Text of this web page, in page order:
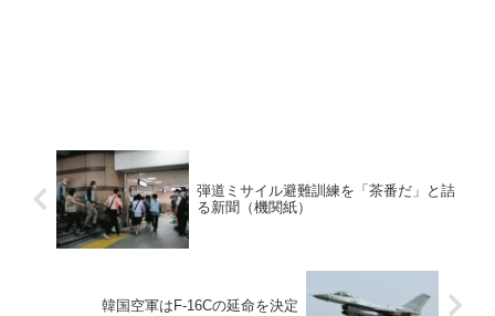
弾道ミサイル避難訓練を「茶番だ」と詰
る新聞（機関紙）
韓国空軍はF-16Cの延命を決定